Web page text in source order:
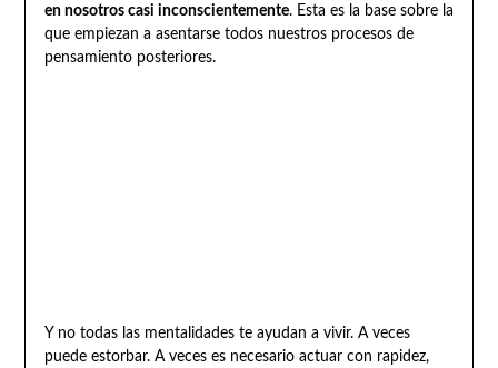
en nosotros casi inconscientemente. Esta es la base sobre la
que empiezan a asentarse todos nuestros procesos de
pensamiento posteriores.
Y no todas las mentalidades te ayudan a vivir. A veces
puede estorbar. A veces es necesario actuar con rapidez,